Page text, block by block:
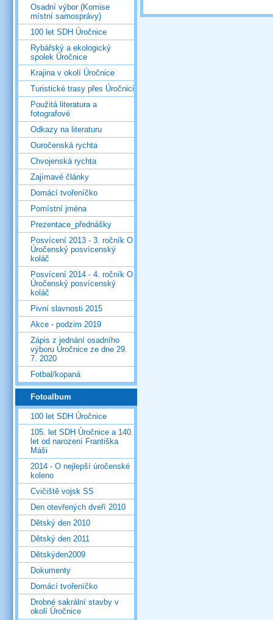
Osadní výbor (Komise
místní samosprávy)
100 let SDH Úročnice
Rybářský a ekologický
spolek Úročnice
Krajina v okolí Úročnice
Turistické trasy přes Úročnici
Použitá literatura a
fotografové
Odkazy na literaturu
Ouročenská rychta
Chvojenská rychta
Zajímavé články
Domácí tvořeníčko
Pomístní jména
Prezentace_přednášky
Posvícení 2013 - 3. ročník O
Úročenský posvícenský
koláč
Posvícení 2014 - 4. ročník O
Úročenský posvícenský
koláč
Pivní slavnosti 2015
Akce - podzim 2019
Zápis z jednání osadního
výboru Úročnice ze dne 29.
7. 2020
Fotbal/kopaná
Fotoalbum
100 let SDH Úročnice
105. let SDH Úročnice a 140.
let od narození Františka
Máši
2014 - O nejlepší úročenské
koleno
Cvičiště vojsk SS
Den otevřených dveří 2010
Dětský den 2010
Dětský den 2011
Dětskýden2009
Dokumenty
Domácí tvořeníčko
Drobné sakrální stavby v
okolí Úročnice